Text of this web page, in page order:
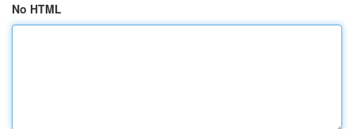
No HTML